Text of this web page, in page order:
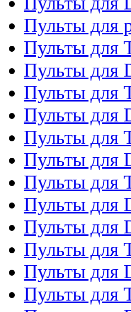
Пульты для
Пульты для
Пульты для
Пульты для
Пульты для
Пульты для
Пульты для
Пульты для
Пульты для
Пульты для
Пульты для
Пульты для
Пульты для